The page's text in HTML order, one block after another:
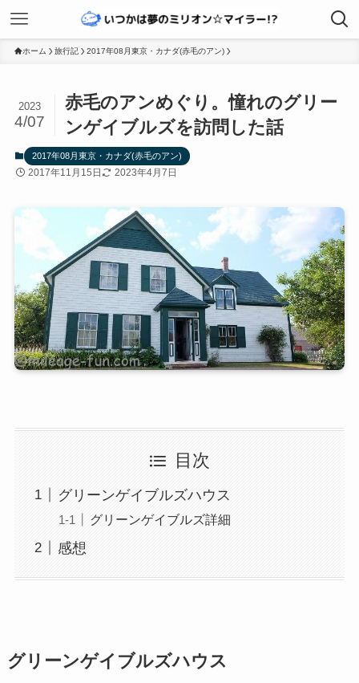
ホーム 旅行記 2017年08月東京・カナダ(赤毛のアン)
赤毛のアンめぐり。憧れのグリー
ンゲイブルズを訪問した話
2023
4/07
2017年08月東京・カナダ(赤毛のアン)
2017年11月15日 2023年4月7日
目次
グリーンゲイブルズハウス
グリーンゲイブルズ詳細
感想
グリーンゲイブルズハウス